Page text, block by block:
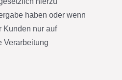
haben oder wenn
Kunden nur auf
Verarbeitung